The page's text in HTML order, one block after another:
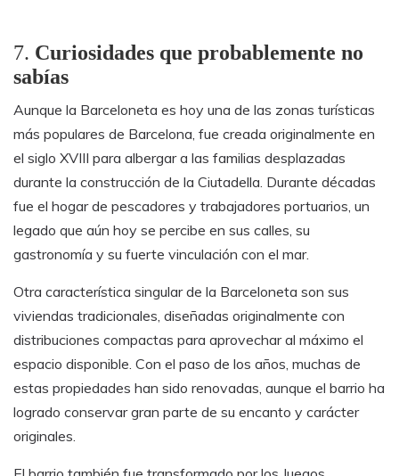
7. Curiosidades que probablemente no
sabías
Aunque la Barceloneta es hoy una de las zonas turísticas
más populares de Barcelona, fue creada originalmente en
el siglo XVIII para albergar a las familias desplazadas
durante la construcción de la Ciutadella. Durante décadas
fue el hogar de pescadores y trabajadores portuarios, un
legado que aún hoy se percibe en sus calles, su
gastronomía y su fuerte vinculación con el mar.
Otra característica singular de la Barceloneta son sus
viviendas tradicionales, diseñadas originalmente con
distribuciones compactas para aprovechar al máximo el
espacio disponible. Con el paso de los años, muchas de
estas propiedades han sido renovadas, aunque el barrio ha
logrado conservar gran parte de su encanto y carácter
originales.